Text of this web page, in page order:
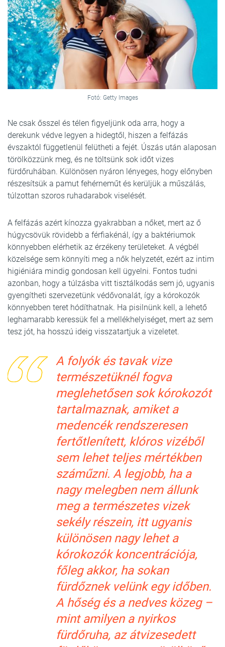
Fotó: Getty Images
Ne csak ősszel és télen figyeljünk oda arra, hogy a
derekunk védve legyen a hidegtől, hiszen a felfázás
évszaktól függetlenül felütheti a fejét. Úszás után alaposan
törölközzünk meg, és ne töltsünk sok időt vizes
fürdőruhában. Különösen nyáron lényeges, hogy előnyben
részesítsük a pamut fehérneműt és kerüljük a műszálás,
túlzottan szoros ruhadarabok viselését.
A felfázás azért kínozza gyakrabban a nőket, mert az ő
húgycsövük rövidebb a férfiakénál, így a baktériumok
könnyebben elérhetik az érzékeny területeket. A végbél
közelsége sem könnyíti meg a nők helyzetét, ezért az intim
higiéniára mindig gondosan kell ügyelni. Fontos tudni
azonban, hogy a túlzásba vitt tisztálkodás sem jó, ugyanis
gyengítheti szervezetünk védővonalát, így a kórokozók
könnyebben teret hódíthatnak. Ha pisilnünk kell, a lehető
leghamarabb keressük fel a mellékhelyiséget, mert az sem
tesz jót, ha hosszú ideig visszatartjuk a vizeletet.
A folyók és tavak vize
természetüknél fogva
meglehetősen sok kórokozót
tartalmaznak, amiket a
medencék rendszeresen
fertőtlenített, klóros vizéből
sem lehet teljes mértékben
száműzni. A legjobb, ha a
nagy melegben nem állunk
meg a természetes vizek
sekély részein, itt ugyanis
különösen nagy lehet a
kórokozók koncentrációja,
főleg akkor, ha sokan
fürdőznek velünk egy időben.
A hőség és a nedves közeg –
mint amilyen a nyirkos
fürdőruha, az átvizesedett